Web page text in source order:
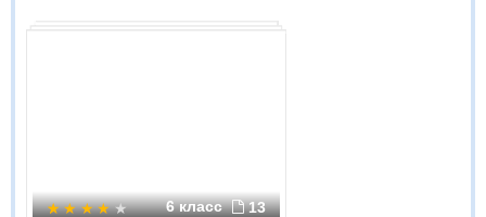
6 класс 13